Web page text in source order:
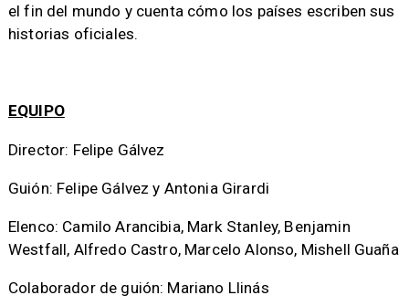
el fin del mundo y cuenta cómo los países escriben sus
historias oficiales.
EQUIPO
Director: Felipe Gálvez
Guión: Felipe Gálvez y Antonia Girardi
Elenco: Camilo Arancibia, Mark Stanley, Benjamin
Westfall, Alfredo Castro, Marcelo Alonso, Mishell Guaña
Colaborador de guión: Mariano Llinás